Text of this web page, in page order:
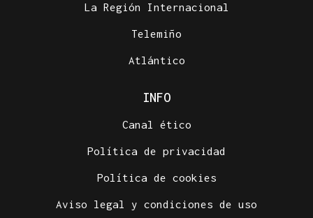
La Región Internacional
Telemiño
Atlántico
INFO
Canal ético
Política de privacidad
Política de cookies
Aviso legal y condiciones de uso